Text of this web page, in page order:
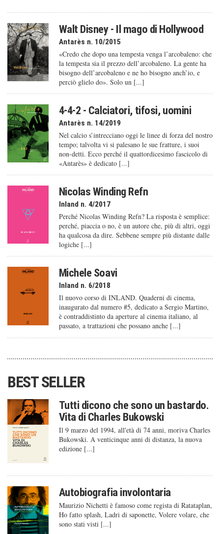
Walt Disney - Il mago di Hollywood
Antarès n. 10/2015
«Credo che dopo una tempesta venga l’arcobaleno: che
la tempesta sia il prezzo dell’arcobaleno. La gente ha
bisogno dell’arcobaleno e ne ho bisogno anch’io, e
perciò glielo do». Solo un [...]
4-4-2 - Calciatori, tifosi, uomini
Antarès n. 14/2019
Nel calcio s’intrecciano oggi le linee di forza del nostro
tempo; talvolta vi si palesano le sue fratture, i suoi
non-detti. Ecco perché il quattordicesimo fascicolo di
«Antarès» è dedicato [...]
Nicolas Winding Refn
Inland n. 4/2017
Perché Nicolas Winding Refn? La risposta è semplice:
perché, piaccia o no, è un autore che, più di altri, oggi
ha qualcosa da dire. Sebbene sempre più distante dalle
logiche [...]
Michele Soavi
Inland n. 6/2018
Il nuovo corso di INLAND. Quaderni di cinema,
inaugurato dal numero #5, dedicato a Sergio Martino,
è contraddistinto da aperture al cinema italiano, al
passato, a trattazioni che possano anche [...]
BEST SELLER
Tutti dicono che sono un bastardo.
Vita di Charles Bukowski
Il 9 marzo del 1994, all'età di 74 anni, moriva Charles
Bukowski. A venticinque anni di distanza, la nuova
edizione [...]
Autobiografia involontaria
Maurizio Nichetti è famoso come regista di Ratataplan,
Ho fatto splash, Ladri di saponette, Volere volare, che
sono stati visti [...]